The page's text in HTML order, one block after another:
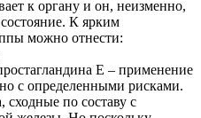
к органу и он, неизменно,
К ярким
можно отнести:
Е – применение
с определенными рисками.
сходные по составу с